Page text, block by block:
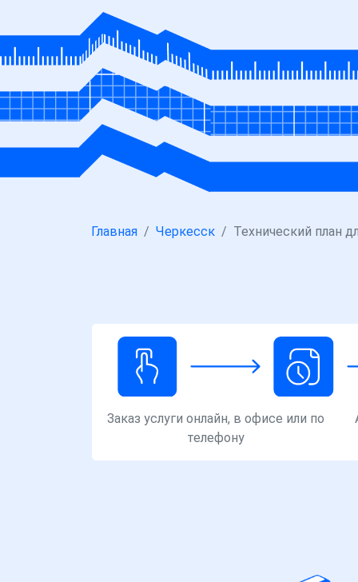
Главная Черкесск Технический план
Заказ услуги онлайн, в офисе или по
телефону